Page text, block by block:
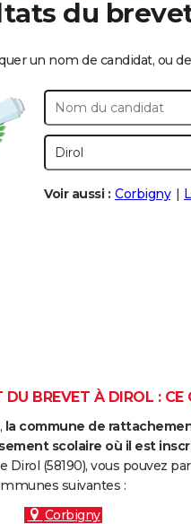
du
un nom de candidat, ou
Voir aussi : Corbigny
DU BREVET À DIROL :
la commune de
scolaire où il est
Dirol (58190), vous pouvez
suivantes :
Corbigny